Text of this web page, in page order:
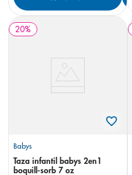
20%
Babys
Taza infantil babys 2en1
boquill-sorb 7 oz